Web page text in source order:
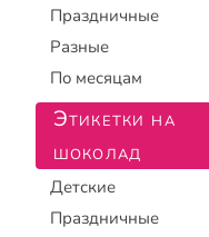
Праздничные
Разные
По месяцам
Этикетки на
шоколад
Детские
Праздничные